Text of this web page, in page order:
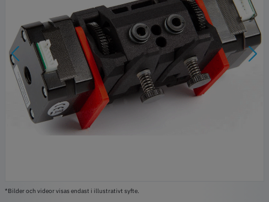
*Bilder och videor visas endast i illustrativt syfte.